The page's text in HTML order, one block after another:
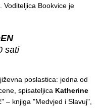
Voditeljica Bookvice je
sati
poslastica: jedna od
spisateljica Katherine
– knjiga "Medvjed i Slavuj",